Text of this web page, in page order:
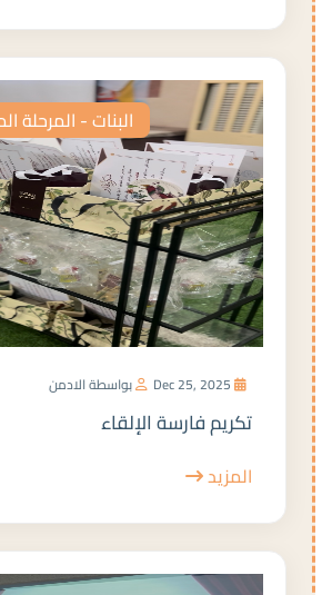
البنات - المرحلة
بواسطة الادمن
تكريم فارسة الإلقاء
المزيد